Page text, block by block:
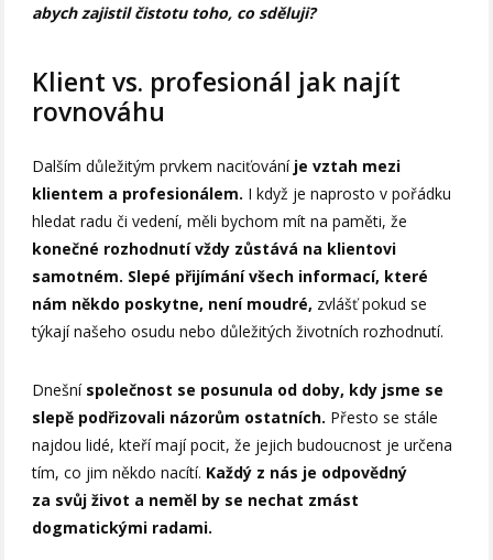
abych zajistil čistotu toho, co sděluji?
Klient vs. profesionál jak najít
rovnováhu
Dalším důležitým prvkem naciťování je vztah mezi
klientem a profesionálem. I když je naprosto v pořádku
hledat radu či vedení, měli bychom mít na paměti, že
konečné rozhodnutí vždy zůstává na klientovi
samotném. Slepé přijímání všech informací, které
nám někdo poskytne, není moudré, zvlášť pokud se
týkají našeho osudu nebo důležitých životních rozhodnutí.
Dnešní společnost se posunula od doby, kdy jsme se
slepě podřizovali názorům ostatních. Přesto se stále
najdou lidé, kteří mají pocit, že jejich budoucnost je určena
tím, co jim někdo nacítí. Každý z nás je odpovědný
za svůj život a neměl by se nechat zmást
dogmatickými radami.